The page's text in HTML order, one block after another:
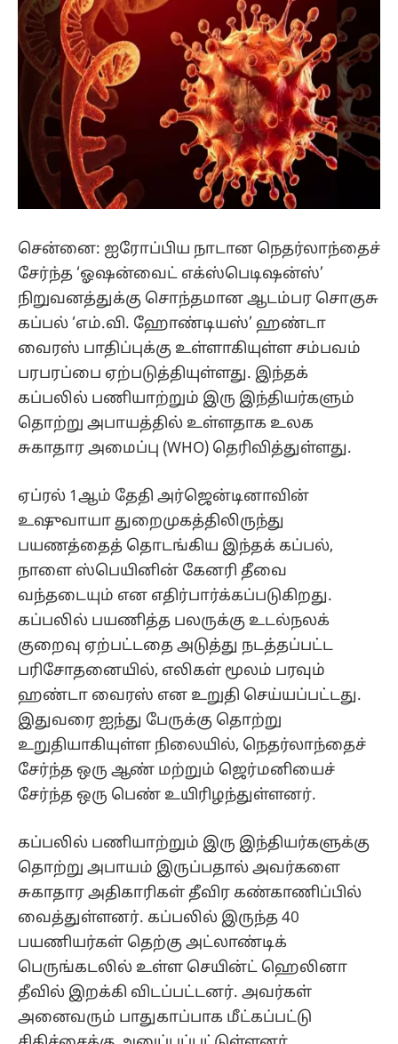
சென்னை: ஐரோப்பிய நாடான நெதர்லாந்தைச்
சேர்ந்த ‘ஓஷன்வைட் எக்ஸ்பெடிஷன்ஸ்’
நிறுவனத்துக்கு சொந்தமான ஆடம்பர சொகுசு
கப்பல் ‘எம்.வி. ஹோண்டியஸ்’ ஹண்டா
வைரஸ் பாதிப்புக்கு உள்ளாகியுள்ள சம்பவம்
பரபரப்பை ஏற்படுத்தியுள்ளது. இந்தக்
கப்பலில் பணியாற்றும் இரு இந்தியர்களும்
தொற்று அபாயத்தில் உள்ளதாக உலக
சுகாதார அமைப்பு (WHO) தெரிவித்துள்ளது.
ஏப்ரல் 1ஆம் தேதி அர்ஜென்டினாவின்
உஷுவாயா துறைமுகத்திலிருந்து
பயணத்தைத் தொடங்கிய இந்தக் கப்பல்,
நாளை ஸ்பெயினின் கேனரி தீவை
வந்தடையும் என எதிர்பார்க்கப்படுகிறது.
கப்பலில் பயணித்த பலருக்கு உடல்நலக்
குறைவு ஏற்பட்டதை அடுத்து நடத்தப்பட்ட
பரிசோதனையில், எலிகள் மூலம் பரவும்
ஹண்டா வைரஸ் என உறுதி செய்யப்பட்டது.
இதுவரை ஐந்து பேருக்கு தொற்று
உறுதியாகியுள்ள நிலையில், நெதர்லாந்தைச்
சேர்ந்த ஒரு ஆண் மற்றும் ஜெர்மனியைச்
சேர்ந்த ஒரு பெண் உயிரிழந்துள்ளனர்.
கப்பலில் பணியாற்றும் இரு இந்தியர்களுக்கு
தொற்று அபாயம் இருப்பதால் அவர்களை
சுகாதார அதிகாரிகள் தீவிர கண்காணிப்பில்
வைத்துள்ளனர். கப்பலில் இருந்த 40
பயணியர்கள் தெற்கு அட்லாண்டிக்
பெருங்கடலில் உள்ள செயின்ட் ஹெலினா
தீவில் இறக்கி விடப்பட்டனர். அவர்கள்
அனைவரும் பாதுகாப்பாக மீட்கப்பட்டு